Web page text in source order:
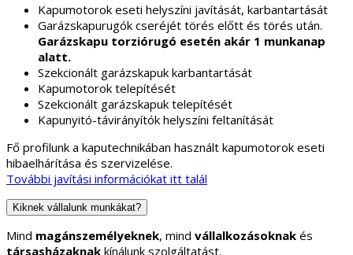
Kapumotorok eseti helyszíni javítását, karbantartását
Garázskapurugók cseréjét törés előtt és törés után.
Garázskapu torziórugó esetén akár 1 munkanap
alatt.
Szekcionált garázskapuk karbantartását
Kapumotorok telepítését
Szekcionált garázskapuk telepítését
Kapunyitó-távirányítók helyszíni feltanítását
Fő profilunk a kaputechnikában használt kapumotorok eseti
hibaelhárítása és szervizelése.
További javítási információkat itt talál
Kiknek vállalunk munkákat?
Mind magánszemélyeknek, mind vállalkozásoknak és
társasházaknak kínálunk szolgáltatást.